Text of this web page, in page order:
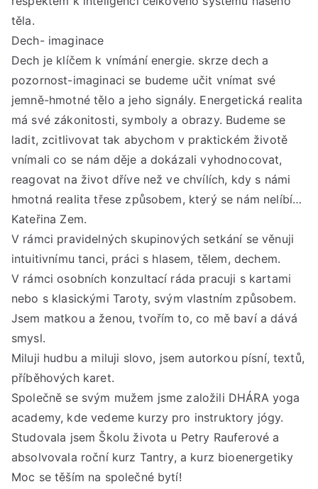
těla.
Dech- imaginace
Dech je klíčem k vnímání energie. skrze dech a
pozornost-imaginaci se budeme učit vnímat své
jemně-hmotné tělo a jeho signály. Energetická realita
má své zákonitosti, symboly a obrazy. Budeme se
ladit, zcitlivovat tak abychom v praktickém životě
vnímali co se nám děje a dokázali vyhodnocovat,
reagovat na život dříve než ve chvílích, kdy s námi
hmotná realita třese způsobem, který se nám nelíbí…
Kateřina Zem.
V rámci pravidelných skupinových setkání se věnuji
intuitivnímu tanci, práci s hlasem, tělem, dechem.
V rámci osobních konzultací ráda pracuji s kartami
nebo s klasickými Taroty, svým vlastním způsobem.
Jsem matkou a ženou, tvořím to, co mě baví a dává
smysl.
Miluji hudbu a miluji slovo, jsem autorkou písní, textů,
příběhových karet.
Společně se svým mužem jsme založili DHÁRA yoga
academy, kde vedeme kurzy pro instruktory jógy.
Studovala jsem Školu života u Petry Rauferové a
absolvovala roční kurz Tantry, a kurz bioenergetiky
Moc se těším na společné bytí!